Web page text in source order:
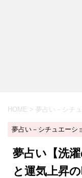
HOME > 夢占い－シチ
夢占い－シチュエーシ
夢占い【洗
と運気上昇の